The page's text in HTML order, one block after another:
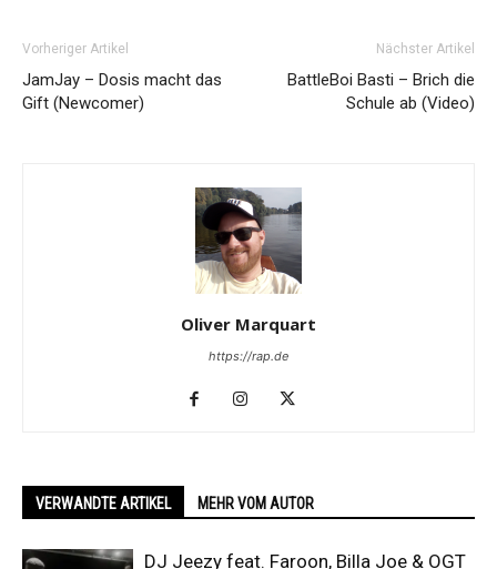
Vorheriger Artikel
JamJay – Dosis macht das
Gift (Newcomer)
Nächster Artikel
BattleBoi Basti – Brich die
Schule ab (Video)
Oliver Marquart
https://rap.de
VERWANDTE ARTIKEL MEHR VOM AUTOR
DJ Jeezy feat. Faroon, Billa Joe & OGT